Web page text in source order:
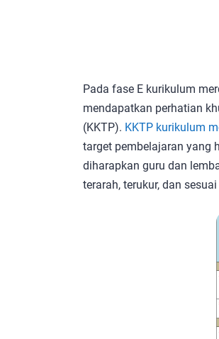
Pada fase E kurikulum
mendapatkan perhatian
(KKTP). KKTP kurikulum
target pembelajaran yang
diharapkan guru dan
terarah, terukur, dan